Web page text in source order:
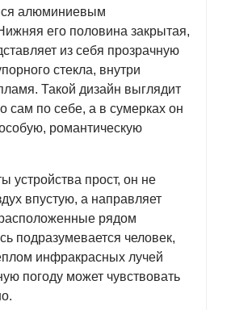
алюминиевым
его половина закрытая,
из себя прозрачную
стекла, внутри
Такой дизайн выглядит
сам по себе, а в сумерках он
романтическую
устройства прост, он не
впустую, а направляет
рядом
подразумевается человек,
инфракрасных лучей
погоду может чувствовать